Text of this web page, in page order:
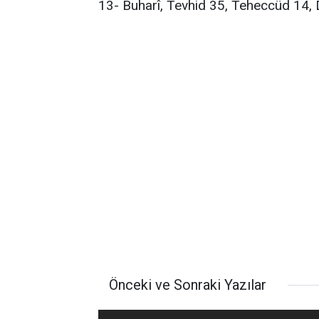
13- Buharî, Tevhid 35, Teheccüd
Önceki ve Sonraki Yazılar